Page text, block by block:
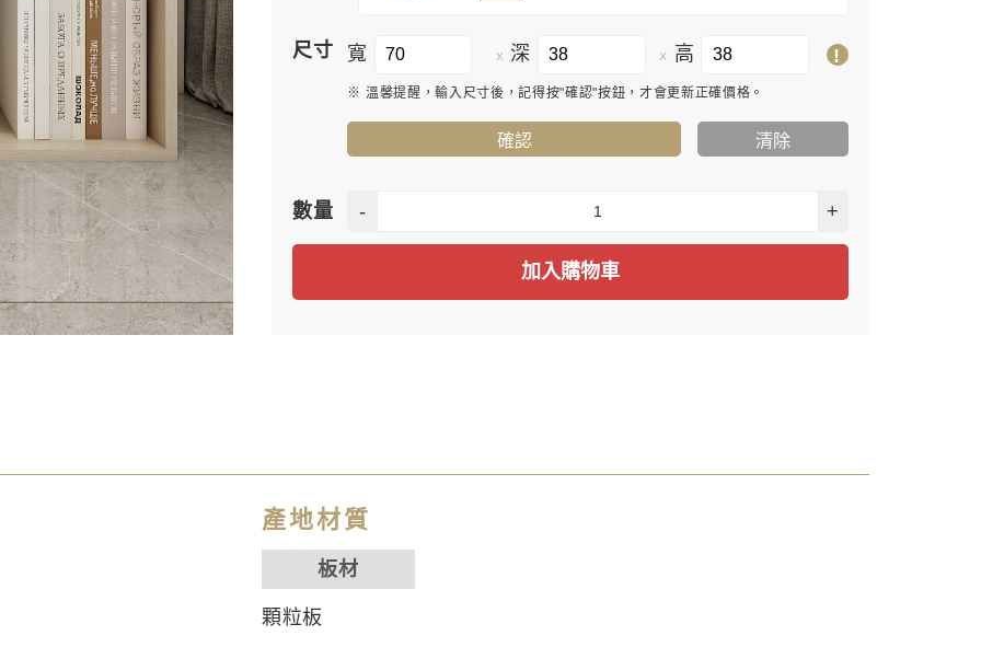
尺寸 寬 x 深 x 高 !
※ 溫馨提醒，輸入尺寸後，記得按"確認"按鈕，才會更新正確價格。
確認 清除
數量 - +
加入購物車
產地材質
板材
顆粒板